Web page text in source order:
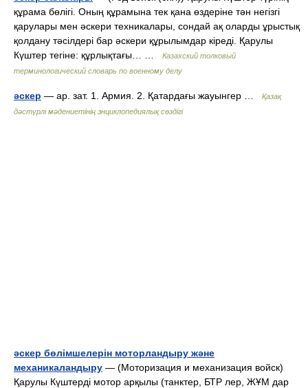
құрама бөлігі. Оның құрамына тек қана өздеріне тән негізгі
қарулары мен әскери техникалары, сондай ақ оларды ұрыстық
қолдану тәсілдері бар әскери құрылымдар кіреді. Қарулы
Күштер тегіне: құрлықтағы… …
Казахский толковый
терминологический словарь по военному делу
әскер — ар. зат. 1. Армия. 2. Қатардағы жауынгер …
Қазақ
дәстүрлі мәдениетінің энциклопедиялық сөздігі
әскер бөлімшелерін моторландыру және
механикаландыру — (Моторизация и механизация войск)
Қарулы Күштерді мотор арқылы (танктер, БТР лер, ЖҰМ дар